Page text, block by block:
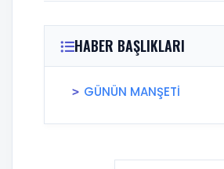
HABER BAŞLIKLARI
GÜNÜN MANŞETİ